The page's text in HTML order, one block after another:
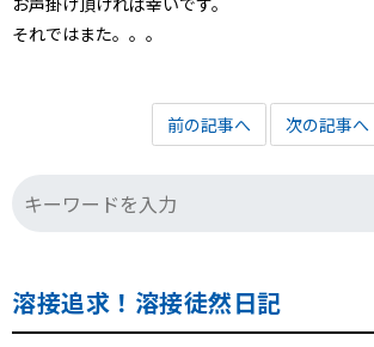
それではまた。。。
前の記事へ 次の記事へ
溶接追求！溶接徒然日記